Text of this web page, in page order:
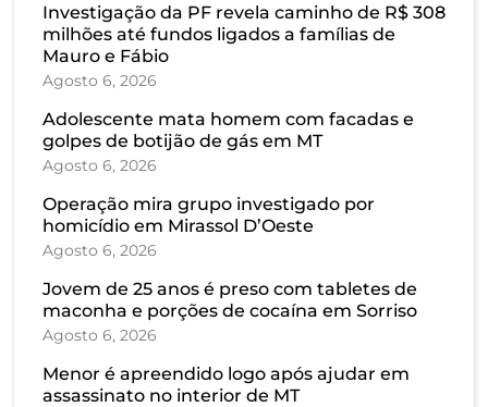
Investigação da PF revela caminho de R$ 308
milhões até fundos ligados a famílias de
Mauro e Fábio
Agosto 6, 2026
Adolescente mata homem com facadas e
golpes de botijão de gás em MT
Agosto 6, 2026
Operação mira grupo investigado por
homicídio em Mirassol D’Oeste
Agosto 6, 2026
Jovem de 25 anos é preso com tabletes de
maconha e porções de cocaína em Sorriso
Agosto 6, 2026
Menor é apreendido logo após ajudar em
assassinato no interior de MT